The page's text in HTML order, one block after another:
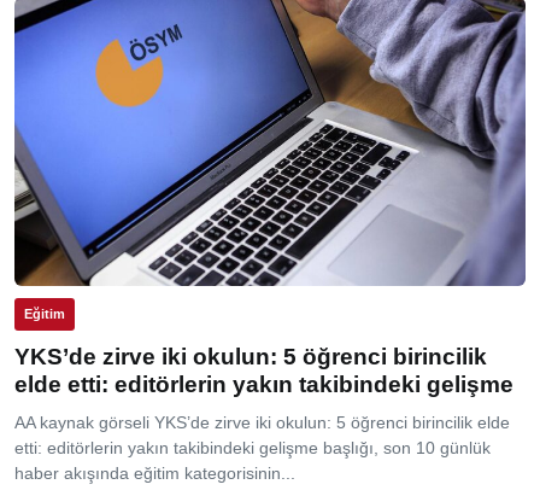
Eğitim
YKS’de zirve iki okulun: 5 öğrenci birincilik
elde etti: editörlerin yakın takibindeki gelişme
AA kaynak görseli YKS’de zirve iki okulun: 5 öğrenci birincilik elde
etti: editörlerin yakın takibindeki gelişme başlığı, son 10 günlük
haber akışında eğitim kategorisinin...